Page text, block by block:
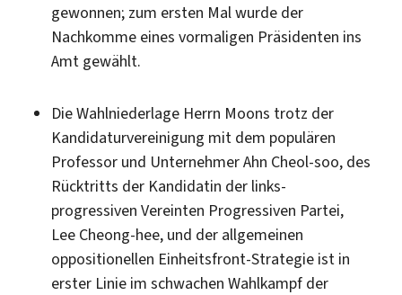
gewonnen; zum ersten Mal wurde der
Nachkomme eines vormaligen Präsidenten ins
Amt gewählt.
Die Wahlniederlage Herrn Moons trotz der
Kandidaturvereinigung mit dem populären
Professor und Unternehmer Ahn Cheol-soo, des
Rücktritts der Kandidatin der links-
progressiven Vereinten Progressiven Partei,
Lee Cheong-hee, und der allgemeinen
oppositionellen Einheitsfront-Strategie ist in
erster Linie im schwachen Wahlkampf der